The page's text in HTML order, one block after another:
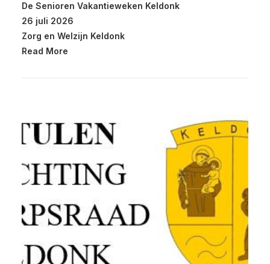
De Senioren Vakantieweken Keldonk
26 juli 2026
Zorg en Welzijn Keldonk
Read More